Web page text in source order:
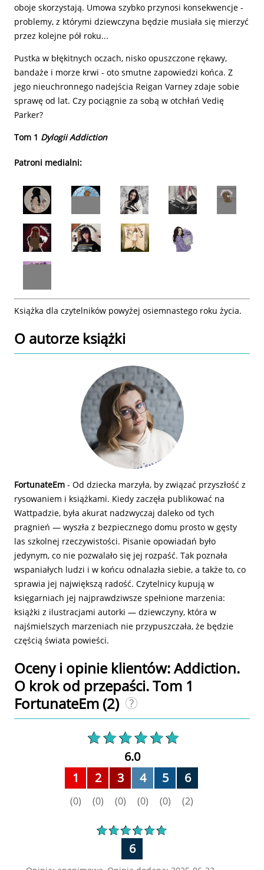
oboje skorzystają. Umowa szybko przynosi konsekwencje -
problemy, z którymi dziewczyna będzie musiała się mierzyć
przez kolejne pół roku...
Pustka w błękitnych oczach, nisko opuszczone rękawy,
bandaże i morze krwi - oto smutne zapowiedzi końca. Z
jego nieuchronnego nadejścia Reigan Varney zdaje sobie
sprawę od lat. Czy pociągnie za sobą w otchłań Vedię
Parker?
Tom 1 Dylogii Addiction
Patroni medialni:
Książka dla czytelników powyżej osiemnastego roku życia.
O autorze książki
FortunateEm - Od dziecka marzyła, by związać przyszłość z
rysowaniem i książkami. Kiedy zaczęła publikować na
Wattpadzie, była akurat nadzwyczaj daleko od tych
pragnień ― wyszła z bezpiecznego domu prosto w gęsty
las szkolnej rzeczywistości. Pisanie opowiadań było
jedynym, co nie pozwalało się jej rozpaść. Tak poznała
wspaniałych ludzi i w końcu odnalazła siebie, a także to, co
sprawia jej największą radość. Czytelnicy kupują w
księgarniach jej najprawdziwsze spełnione marzenia:
książki z ilustracjami autorki ― dziewczyny, która w
najśmielszych marzeniach nie przypuszczała, że będzie
częścią świata powieści.
Oceny i opinie klientów: Addiction.
O krok od przepaści. Tom 1
FortunateEm (2)
6.0
1
(0)
2
(0)
3
(0)
4
(0)
5
(0)
6
(2)
6